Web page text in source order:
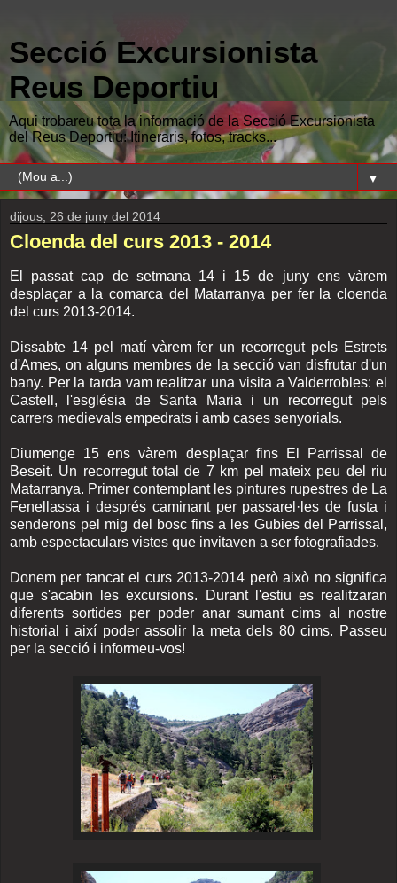
Secció Excursionista
Reus Deportiu
Aqui trobareu tota la informació de la Secció Excursionista
del Reus Deportiu: Itineraris, fotos, tracks...
▼
dijous, 26 de juny del 2014
Cloenda del curs 2013 - 2014
El passat cap de setmana 14 i 15 de juny ens vàrem
desplaçar a la comarca del Matarranya per fer la cloenda
del curs 2013-2014.
Dissabte 14 pel matí vàrem fer un recorregut pels Estrets
d'Arnes, on alguns membres de la secció van disfrutar d'un
bany. Per la tarda vam realitzar una visita a Valderrobles: el
Castell, l'església de Santa Maria i un recorregut pels
carrers medievals empedrats i amb cases senyorials.
Diumenge 15 ens vàrem desplaçar fins El Parrissal de
Beseit. Un recorregut total de 7 km pel mateix peu del riu
Matarranya. Primer contemplant les pintures rupestres de La
Fenellassa i després caminant per passarel·les de fusta i
senderons pel mig del bosc fins a les Gubies del Parrissal,
amb espectaculars vistes que invitaven a ser fotografiades.
Donem per tancat el curs 2013-2014 però això no significa
que s'acabin les excursions. Durant l'estiu es realitzaran
diferents sortides per poder anar sumant cims al nostre
historial i així poder assolir la meta dels 80 cims. Passeu
per la secció i informeu-vos!